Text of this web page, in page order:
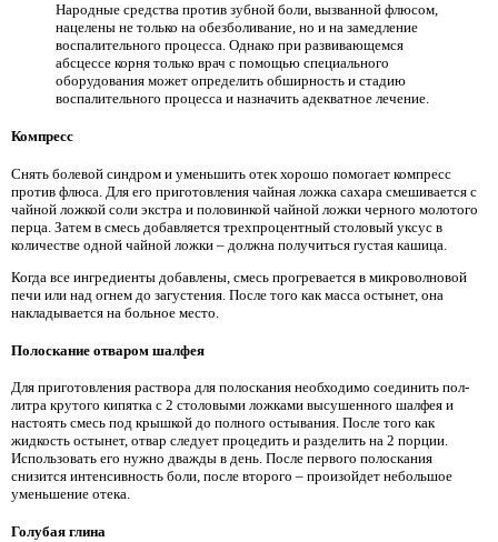
Народные средства против зубной боли, вызванной флюсом,
нацелены не только на обезболивание, но и на замедление
воспалительного процесса. Однако при развивающемся
абсцессе корня только врач с помощью специального
оборудования может определить обширность и стадию
воспалительного процесса и назначить адекватное лечение.
Компресс
Снять болевой синдром и уменьшить отек хорошо помогает компресс
против флюса. Для его приготовления чайная ложка сахара смешивается с
чайной ложкой соли экстра и половинкой чайной ложки черного молотого
перца. Затем в смесь добавляется трехпроцентный столовый уксус в
количестве одной чайной ложки – должна получиться густая кашица.
Когда все ингредиенты добавлены, смесь прогревается в микроволновой
печи или над огнем до загустения. После того как масса остынет, она
накладывается на больное место.
Полоскание отваром шалфея
Для приготовления раствора для полоскания необходимо соединить пол-
литра крутого кипятка с 2 столовыми ложками высушенного шалфея и
настоять смесь под крышкой до полного остывания. После того как
жидкость остынет, отвар следует процедить и разделить на 2 порции.
Использовать его нужно дважды в день. После первого полоскания
снизится интенсивность боли, после второго – произойдет небольшое
уменьшение отека.
Голубая глина